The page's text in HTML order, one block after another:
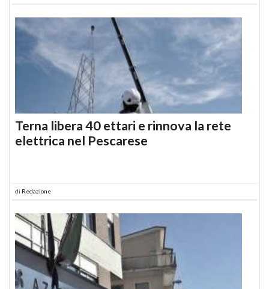
Terna libera 40 ettari e rinnova la rete
elettrica nel Pescarese
di Redazione